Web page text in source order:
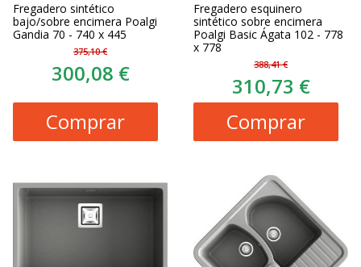
Fregadero sintético
bajo/sobre encimera Poalgi
Gandia 70 - 740 x 445
375,10 €
300,08 €
Comprar
Fregadero esquinero
sintético sobre encimera
Poalgi Basic Ágata 102 - 778
x 778
388,41 €
310,73 €
Comprar